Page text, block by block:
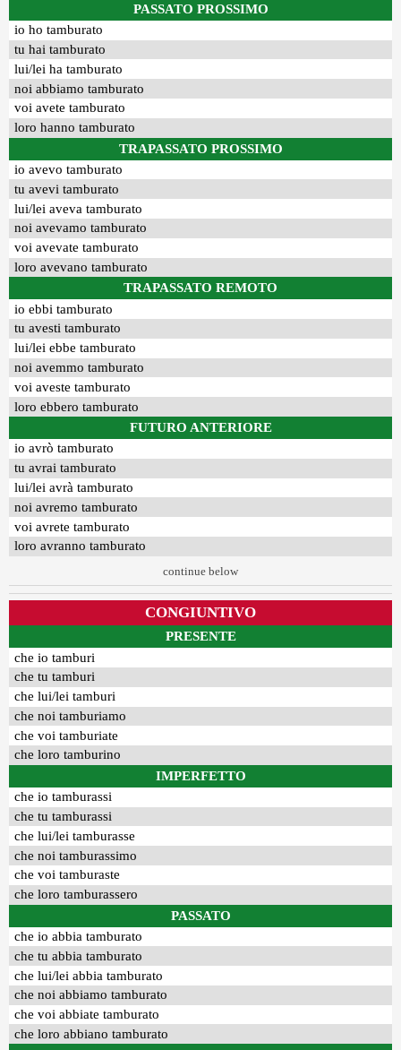
PASSATO PROSSIMO
io ho tamburato
tu hai tamburato
lui/lei ha tamburato
noi abbiamo tamburato
voi avete tamburato
loro hanno tamburato
TRAPASSATO PROSSIMO
io avevo tamburato
tu avevi tamburato
lui/lei aveva tamburato
noi avevamo tamburato
voi avevate tamburato
loro avevano tamburato
TRAPASSATO REMOTO
io ebbi tamburato
tu avesti tamburato
lui/lei ebbe tamburato
noi avemmo tamburato
voi aveste tamburato
loro ebbero tamburato
FUTURO ANTERIORE
io avrò tamburato
tu avrai tamburato
lui/lei avrà tamburato
noi avremo tamburato
voi avrete tamburato
loro avranno tamburato
continue below
CONGIUNTIVO
PRESENTE
che io tamburi
che tu tamburi
che lui/lei tamburi
che noi tamburiamo
che voi tamburiate
che loro tamburino
IMPERFETTO
che io tamburassi
che tu tamburassi
che lui/lei tamburasse
che noi tamburassimo
che voi tamburaste
che loro tamburassero
PASSATO
che io abbia tamburato
che tu abbia tamburato
che lui/lei abbia tamburato
che noi abbiamo tamburato
che voi abbiate tamburato
che loro abbiano tamburato